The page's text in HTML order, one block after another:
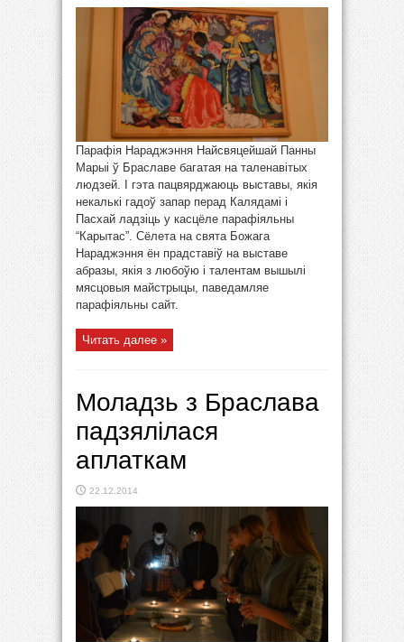
Парафія Нараджэння Найсвяцейшай Панны
Марыі ў Браславе багатая на таленавітых
людзей. І гэта пацвярджаюць выставы, якія
некалькі гадоў запар перад Калядамі і
Пасхай ладзіць у касцёле парафіяльны
“Карытас”. Сёлета на свята Божага
Нараджэння ён прадставіў на выставе
абразы, якія з любоўю і талентам вышылі
мясцовыя майстрыцы, паведамляе
парафіяльны сайт.
Читать далее »
Моладзь з Браслава
падзялілася
аплаткам
22.12.2014